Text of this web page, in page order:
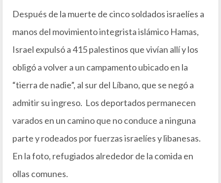
Después de la muerte de cinco soldados israelíes a
manos del movimiento integrista islámico Hamas,
Israel expulsó a 415 palestinos que vivían allí y los
obligó a volver a un campamento ubicado en la
“tierra de nadie”, al sur del Líbano, que se negó a
admitir su ingreso. Los deportados permanecen
varados en un camino que no conduce a ninguna
parte y rodeados por fuerzas israelíes y libanesas.
En la foto, refugiados alrededor de la comida en
ollas comunes.